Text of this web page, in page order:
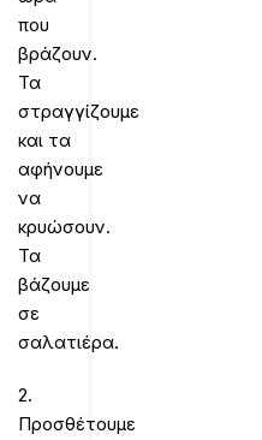
που
βράζουν.
Τα
στραγγίζουμε
και τα
αφήνουμε
να
κρυώσουν.
Τα
βάζουμε
σε
σαλατιέρα.
2.
Προσθέτουμε